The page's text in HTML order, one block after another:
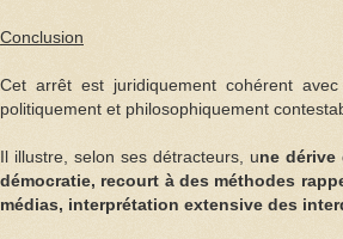
Conclusion
Cet arrêt est juridiquement cohérent
politiquement et philosophiquement
Il illustre, selon ses détracteurs, une dérive
démocratie, recourt à des méthodes
médias, interprétation extensive des